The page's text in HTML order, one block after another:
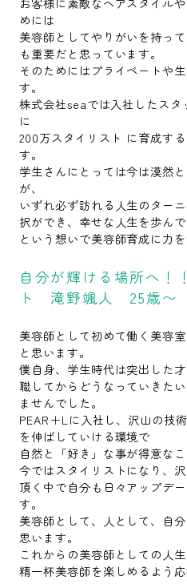
めには
美容師としてやりがいを持っ
も重要だと思っています。
そのためにはプライベートや
す。
株式会社seaでは入社したス
に
200万スタイリスト に育成す
す。
学生さんにとっては今は漠然
が、
いずれ必ず訪れる人生のター
択ができ、幸せな人生を歩ん
という想いで美容師育成に力を
自分が輝ける場所へ
ト 滝野颯人 25歳〜
美容師として初めて働く美容
と思います。
僕自身、学生時代は突出した
職してからどうなっていきた
ませんでした。
PEAR＋Lに入社し、沢山の技
を伸ばしていける環境で
自然と「好き」な事が得意な
今ではスタイリストになり、
頂く中で自分も日々アップデ
す。
美容師として、人として、自
思います。
これからの美容師としての人生
精一杯美容師を楽しめるよう